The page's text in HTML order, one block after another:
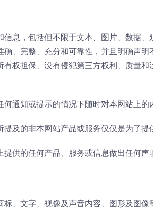
信息，包括但不限于文本、图片、数据
确、完整、充分和可靠性，并且明确声
权担保、没有侵犯第三方权利、质量和
何通知或提示的情况下随时对本网站上
提及的非本网站产品或服务仅仅是为了
提供的任何产品、服务或信息做出任何
标、文字、视像及声音内容、图形及图